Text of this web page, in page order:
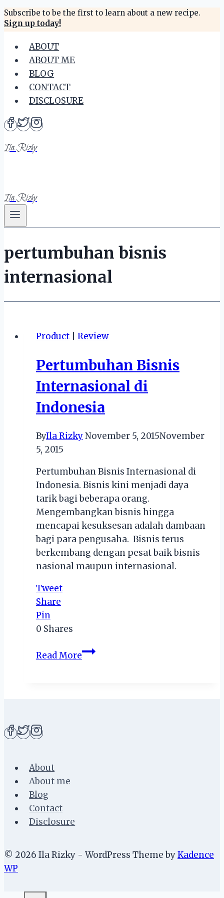
Skip
to
content
Subscribe to be the first to learn about a new recipe.
Sign up today!
ABOUT
ABOUT ME
BLOG
CONTACT
DISCLOSURE
Ila Rizky
Ila Rizky
pertumbuhan bisnis
internasional
Product Review
Pertumbuhan Bisnis
Internasional di
Indonesia
ByIla RizkyNovember 5, 2015November
5, 2015
Pertumbuhan Bisnis Internasional di
Indonesia. Bisnis kini menjadi daya
tarik bagi beberapa orang.
Mengembangkan bisnis hingga
mencapai kesuksesan adalah dambaan
bagi para pengusaha. Bisnis terus
berkembang dengan pesat baik bisnis
nasional maupun internasional.
Tweet
Share
Pin
0 Shares
Read MorePertumbuhan
About
About me
Blog
Contact
Disclosure
© 2026 Ila Rizky - WordPress Theme byKadence
WP